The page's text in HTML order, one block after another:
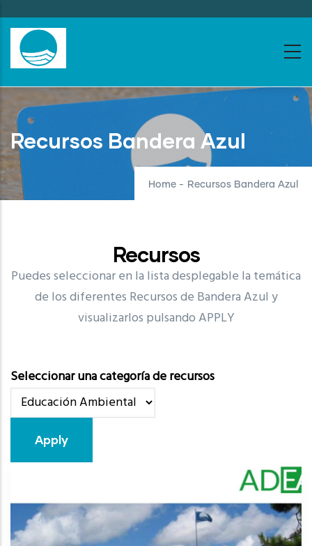
to
main
content
Recursos Bandera Azul
Home - Recursos Bandera Azul
Recursos
Puedes seleccionar en la lista desplegable la temática
de los diferentes Recursos de Bandera Azul y
visualizarlos pulsando APPLY
Seleccionar una categoría de recursos